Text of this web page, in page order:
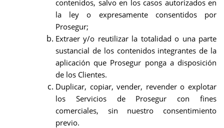
contenidos, salvo en los casos autorizados en
la ley o expresamente consentidos por
Prosegur;
Extraer y/o reutilizar la totalidad o una parte
sustancial de los contenidos integrantes de la
aplicación que Prosegur ponga a disposición
de los Clientes.
Duplicar, copiar, vender, revender o explotar
los Servicios de Prosegur con fines
comerciales, sin nuestro consentimiento
previo.